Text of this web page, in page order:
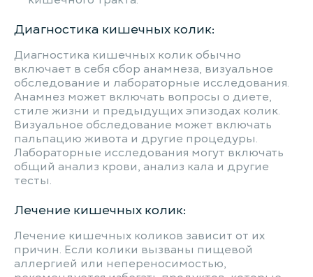
Диагностика кишечных колик:
Диагностика кишечных колик обычно
включает в себя сбор анамнеза, визуальное
обследование и лабораторные исследования.
Анамнез может включать вопросы о диете,
стиле жизни и предыдущих эпизодах колик.
Визуальное обследование может включать
пальпацию живота и другие процедуры.
Лабораторные исследования могут включать
общий анализ крови, анализ кала и другие
тесты.
Лечение кишечных колик:
Лечение кишечных коликов зависит от их
причин. Если колики вызваны пищевой
аллергией или непереносимостью,